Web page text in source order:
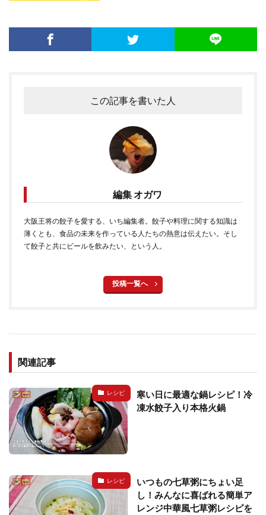
この記事を書いた人
編集 オガワ
大阪王将の餃子を愛する、いち編集者。餃子や料理に関する知識は
薄くとも、食品の未来を作っている人たちの熱意は伝えたい。そし
て餃子と共にビールを飲みたい、という人。
投稿一覧へ
関連記事
レシピ
寒い日に最適な鍋レシピ！冷
凍水餃子入り本格火鍋
レシピ
いつもの七草粥にちょい足
し！みんなに喜ばれる簡単ア
レンジ中華風七草粥レシピを